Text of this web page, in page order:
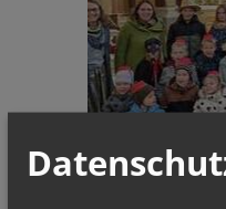
Erntedankfest Pfarre